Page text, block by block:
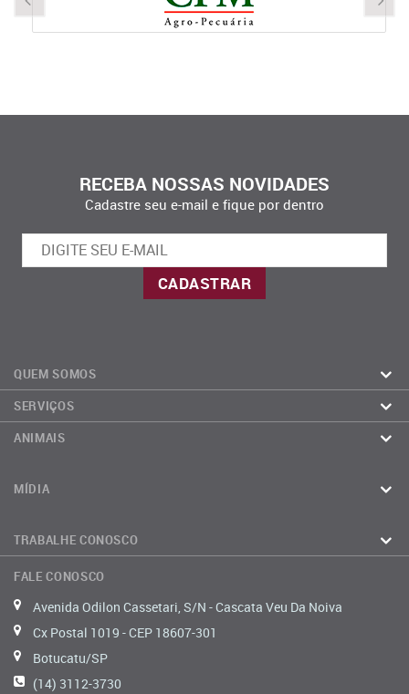
RECEBA NOSSAS NOVIDADES
Cadastre seu e-mail e fique por dentro
QUEM SOMOS
SERVIÇOS
ANIMAIS
MÍDIA
TRABALHE CONOSCO
FALE CONOSCO
Avenida Odilon Cassetari, S/N - Cascata Veu Da Noiva
Cx Postal 1019 - CEP 18607-301
Botucatu/SP
(14) 3112-3730